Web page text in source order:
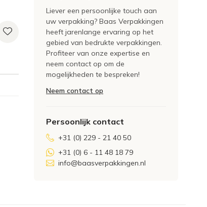
Liever een persoonlijke touch aan
uw verpakking? Baas Verpakkingen
heeft jarenlange ervaring op het
gebied van bedrukte verpakkingen.
Profiteer van onze expertise en
neem contact op om de
mogelijkheden te bespreken!
Neem contact op
Persoonlijk contact
+31 (0) 229 - 21 40 50
+31 (0) 6 - 11 48 18 79
info@baasverpakkingen.nl